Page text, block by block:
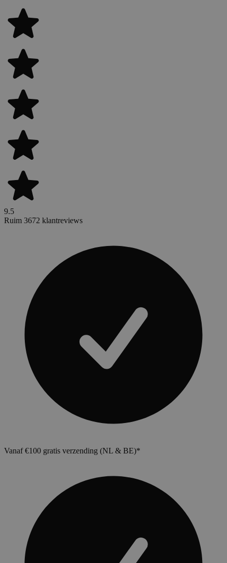
9.5
Ruim 3672 klantreviews
Vanaf €100 gratis verzending (NL & BE)*